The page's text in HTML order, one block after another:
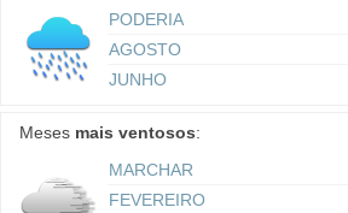
PODERIA
AGOSTO
JUNHO
Meses mais ventosos:
MARCHAR
FEVEREIRO